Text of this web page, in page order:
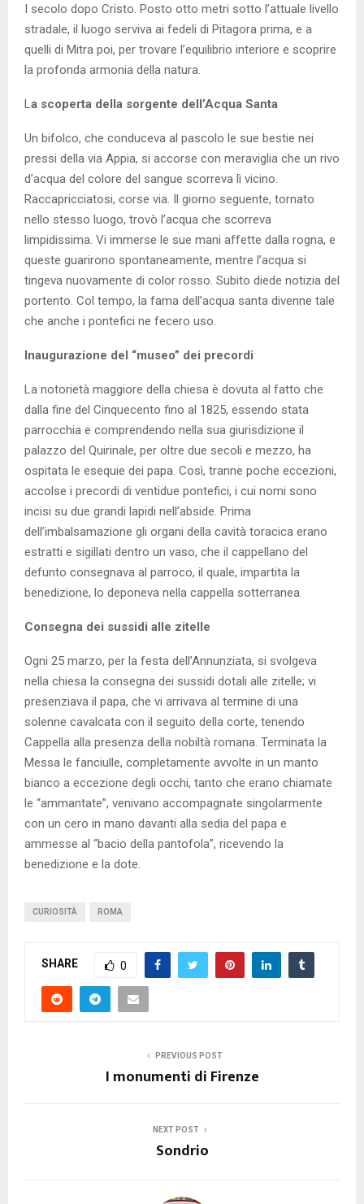
I secolo dopo Cristo. Posto otto metri sotto l’attuale livello
stradale, il luogo serviva ai fedeli di Pitagora prima, e a
quelli di Mitra poi, per trovare l’equilibrio interiore e scoprire
la profonda armonia della natura.
L a scoperta della sorgente dell’Acqua Santa
Un bifolco, che conduceva al pascolo le sue bestie nei
pressi della via Appia, si accorse con meraviglia che un rivo
d’acqua del colore del sangue scorreva lì vicino.
Raccapricciatosi, corse via. Il giorno seguente, tornato
nello stesso luogo, trovò l’acqua che scorreva
limpidissima. Vi immerse le sue mani affette dalla rogna, e
queste guarirono spontaneamente, mentre l’acqua si
tingeva nuovamente di color rosso. Subito diede notizia del
portento. Col tempo, la fama dell’acqua santa divenne tale
che anche i pontefici ne fecero uso.
Inaugurazione del “museo” dei precordi
La notorietà maggiore della chiesa è dovuta al fatto che
dalla fine del Cinquecento fino al 1825, essendo stata
parrocchia e comprendendo nella sua giurisdizione il
palazzo del Quirinale, per oltre due secoli e mezzo, ha
ospitata le esequie dei papa. Così, tranne poche eccezioni,
accolse i precordi di ventidue pontefici, i cui nomi sono
incisi su due grandi lapidi nell’abside. Prima
dell’imbalsamazione gli organi della cavità toracica erano
estratti e sigillati dentro un vaso, che il cappellano del
defunto consegnava al parroco, il quale, impartita la
benedizione, lo deponeva nella cappella sotterranea.
Consegna dei sussidi alle zitelle
Ogni 25 marzo, per la festa dell’Annunziata, si svolgeva
nella chiesa la consegna dei sussidi dotali alle zitelle; vi
presenziava il papa, che vi arrivava al termine di una
solenne cavalcata con il seguito della corte, tenendo
Cappella alla presenza della nobiltà romana. Terminata la
Messa le fanciulle, completamente avvolte in un manto
bianco a eccezione degli occhi, tanto che erano chiamate
le “ammantate”, venivano accompagnate singolarmente
con un cero in mano davanti alla sedia del papa e
ammesse al “bacio della pantofola”, ricevendo la
benedizione e la dote.
CURIOSITÀ ROMA
SHARE 0
PREVIOUS POST
I monumenti di Firenze
NEXT POST
Sondrio